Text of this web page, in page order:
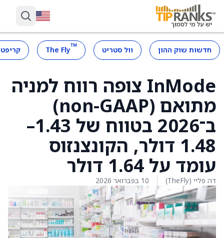
חדשות שוק ההון וול סטריט ™
The Fly
InMode צופה רווח למניה
מתואם (non-GAAP)
ב־2026 בטווח של 1.43–
1.48 דולר, הקונצנזוס
עומד על 1.64 דולר
דה פליי (TheFly) 10 בפברואר 2026